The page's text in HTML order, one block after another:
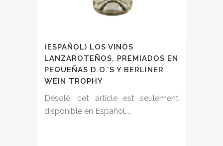
(ESPAÑOL) LOS VINOS
LANZAROTEÑOS, PREMIADOS EN
PEQUEÑAS D.O.’S Y BERLINER
WEIN TROPHY
Désolé, cet article est seulement
disponible en Español....